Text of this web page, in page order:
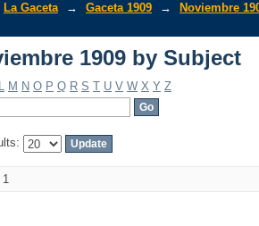
La Gaceta → Gaceta 1909 → Noviembre
1909 by Subject
L M N O P Q R S T U V W X Y Z
1